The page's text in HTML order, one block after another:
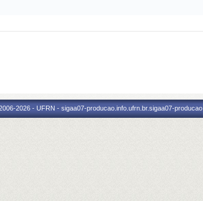
2026 - UFRN - sigaa07-producao.info.ufrn.br.sigaa07-producao